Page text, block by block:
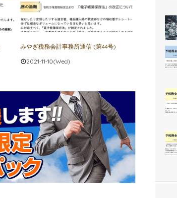
みやぎ税務会計事務所通信 (第44号)
2021-11-10(Wed)